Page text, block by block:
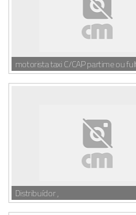
motorista taxi C/CAP partime ou
Distribuídor ,